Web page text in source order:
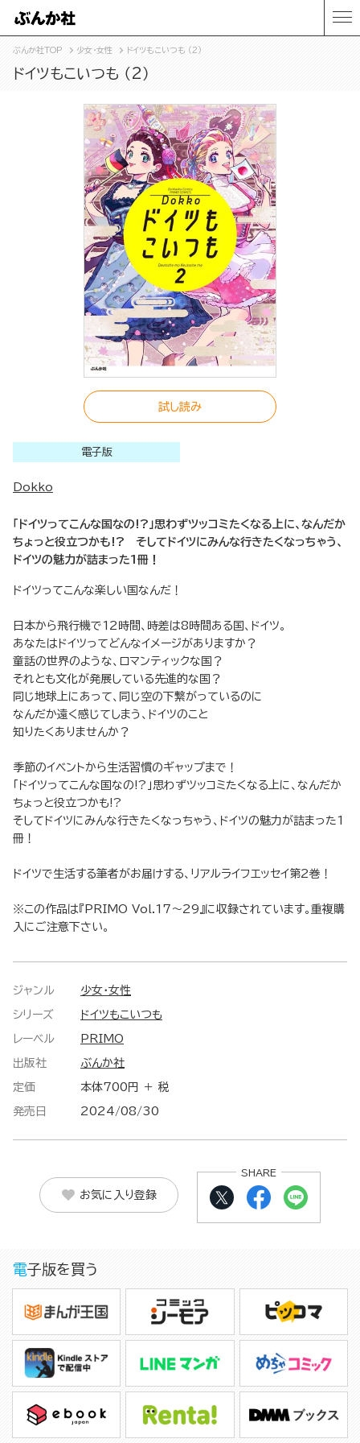
ぶんか社TOP 少女・女性 ドイツもこいつも （2）
ドイツもこいつも （2）
試し読み
電子版
Dokko
「ドイツってこんな国なの!?」思わずツッコミたくなる上に、なんだか
ちょっと役立つかも!? そしてドイツにみんな行きたくなっちゃう、
ドイツの魅力が詰まった1冊！
ドイツってこんな楽しい国なんだ！
日本から飛行機で12時間、時差は8時間ある国、ドイツ。
あなたはドイツってどんなイメージがありますか？
童話の世界のような、ロマンティックな国？
それとも文化が発展している先進的な国？
同じ地球上にあって、同じ空の下繋がっているのに
なんだか遠く感じてしまう、ドイツのこと
知りたくありませんか？
季節のイベントから生活習慣のギャップまで！
「ドイツってこんな国なの!?」思わずツッコミたくなる上に、なんだか
ちょっと役立つかも!?
そしてドイツにみんな行きたくなっちゃう、ドイツの魅力が詰まった1
冊！
ドイツで生活する筆者がお届けする、リアルライフエッセイ第2巻！
※この作品は『PRIMO Vol.17～29』に収録されています。重複購
入にご注意下さい。
ジャンル 少女・女性
シリーズ ドイツもこいつも
レーベル PRIMO
出版社 ぶんか社
定価 本体700円 ＋ 税
発売日 2024/08/30
お気に入り登録
SHARE
電子版を買う